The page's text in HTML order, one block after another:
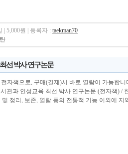
| 5,000원 | 등록자 : taekman70
선 박사 연구논문
전자책으로, 구매(결제)시 바로 열람이 가능합
관과 인성교육 최선 박사 연구논문 (전자책)
및 정리, 보존, 열람 등의 전통적 기능 이외에 지